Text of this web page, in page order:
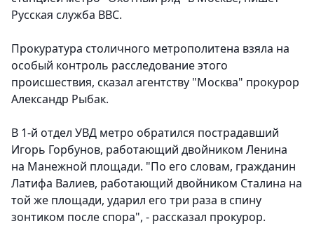
Русская служба ВВС.
Прокуратура столичного метрополитена взяла на
особый контроль расследование этого
происшествия, сказал агентству "Москва" прокурор
Александр Рыбак.
В 1-й отдел УВД метро обратился пострадавший
Игорь Горбунов, работающий двойником Ленина
на Манежной площади. "По его словам, гражданин
Латифа Валиев, работающий двойником Сталина на
той же площади, ударил его три раза в спину
зонтиком после спора", - рассказал прокурор.